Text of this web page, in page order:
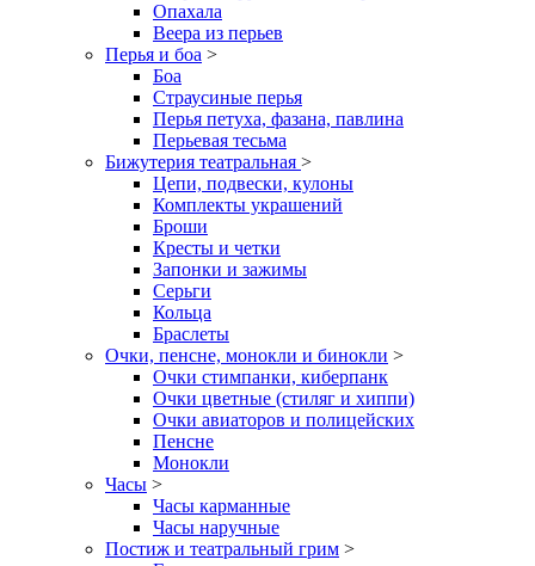
Опахала
Веера из перьев
Перья и боа >
Боа
Страусиные перья
Перья петуха, фазана, павлина
Перьевая тесьма
Бижутерия театральная >
Цепи, подвески, кулоны
Комплекты украшений
Броши
Кресты и четки
Запонки и зажимы
Серьги
Кольца
Браслеты
Очки, пенсне, монокли и бинокли >
Очки стимпанки, киберпанк
Очки цветные (стиляг и хиппи)
Очки авиаторов и полицейских
Пенсне
Монокли
Часы >
Часы карманные
Часы наручные
Постиж и театральный грим >